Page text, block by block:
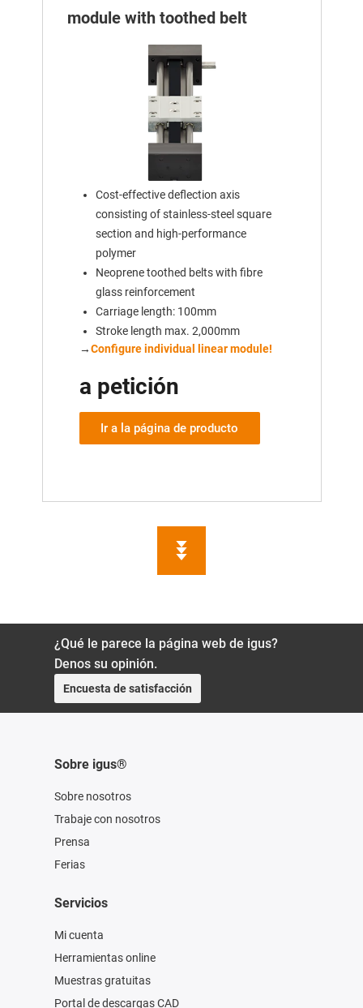
module with toothed belt
Cost-effective deflection axis
consisting of stainless-steel square
section and high-performance
polymer
Neoprene toothed belts with fibre
glass reinforcement
Carriage length: 100mm
Stroke length max. 2,000mm
→Configure individual linear module!
a petición
Ir a la página de producto
¿Qué le parece la página web de igus?
Denos su opinión.
Encuesta de satisfacción
Sobre igus®
Sobre nosotros
Trabaje con nosotros
Prensa
Ferias
Servicios
Mi cuenta
Herramientas online
Muestras gratuitas
Portal de descargas CAD